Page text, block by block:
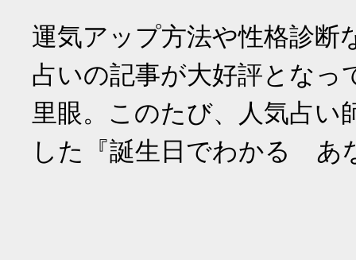
運気アップ方法や性格診断
占いの記事が大好評となっ
里眼。このたび、人気占い
した『誕生日でわかる あ